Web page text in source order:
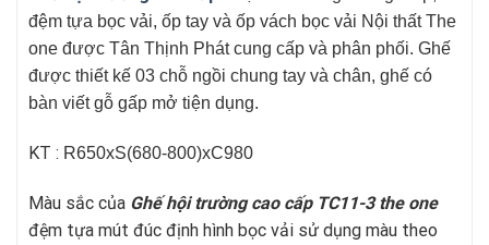
đệm tựa bọc vải, ốp tay và ốp vách bọc vải Nội thất The
one được Tân Thịnh Phát cung cấp và phân phối. Ghế
được thiết kế 03 chỗ ngồi chung tay và chân, ghế có
bàn viết gỗ gấp mở tiện dụng.
KT : R650xS(680-800)xC980
Màu sắc của Ghế hội trường cao cấp TC11-3 the one
đệm tựa mút đúc định hình bọc vải sử dụng màu theo